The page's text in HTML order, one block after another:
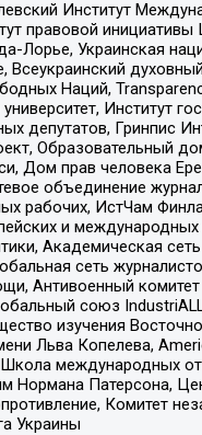
Институт
правовой
Лорье, Украинская
Наций,
Институт
депутатов, Гринпис
Образовательный
Дом прав человека
объединение
рабочих, ИстЧам
и
Академическая
сеть
Антивоенный
союз
изучения
Льва Копелева,
международных
Нормана Патерсона,
Комитет
Украины